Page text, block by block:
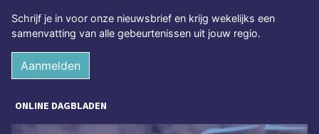
Schrijf je in voor onze nieuwsbrief en krijg wekelijks een
samenvatting van alle gebeurtenissen uit jouw regio.
Aanmelden
ONLINE DAGBLADEN